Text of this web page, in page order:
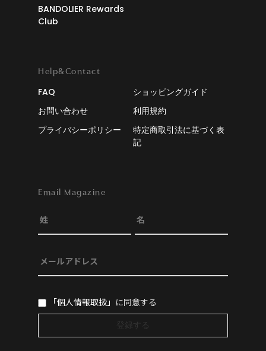
BANDOLIER Rewards
Club
Help&Contact
FAQ
ショッピングガイド
お問い合わせ
利用規約
プライバシーポリシー
特定商取引法に基づく表
記
Email Magazine
「個人情報取扱」 に同意する